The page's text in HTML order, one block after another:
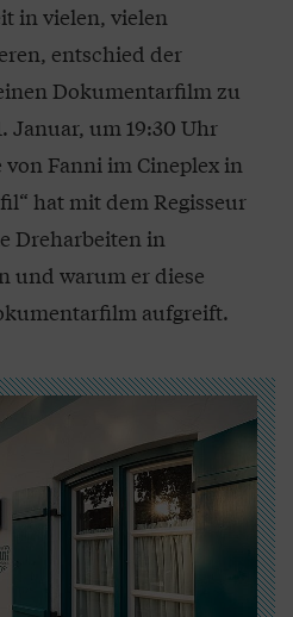
in vielen, vielen
entschied der
Dokumentarfilm zu
Januar, um 19:30 Uhr
Fanni im Cineplex in
hat mit dem Regisseur
Dreharbeiten in
und warum er diese
aufgreift.